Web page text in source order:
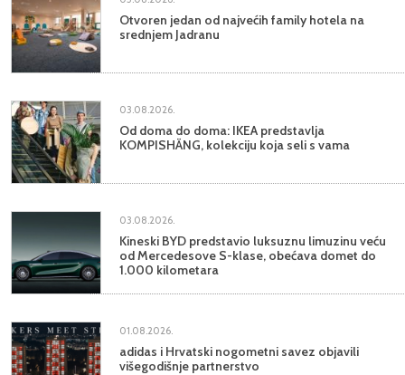
Otvoren jedan od najvećih family hotela na
srednjem Jadranu
03.08.2026.
Od doma do doma: IKEA predstavlja
KOMPISHÄNG, kolekciju koja seli s vama
03.08.2026.
Kineski BYD predstavio luksuznu limuzinu veću
od Mercedesove S-klase, obećava domet do
1.000 kilometara
01.08.2026.
adidas i Hrvatski nogometni savez objavili
višegodišnje partnerstvo